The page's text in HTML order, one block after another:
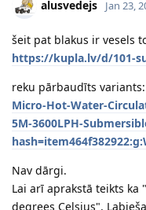
alusvedejs Jan 23,
šeit pat blakus ir vesels
https://kupla.lv/d/101-
reku pārbaudīts variants:
Micro-Hot-Water-
5M-3600LPH-
Nav dārgi.
Lai arī aprakstā teikts
degrees Celsius",